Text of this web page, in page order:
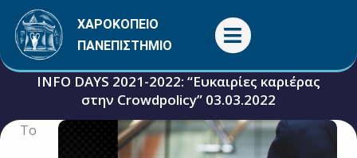
Μετάβαση
στο
περιεχόμενο
ΧΑΡΟΚΟΠΕΙΟ
ΠΑΝΕΠΙΣΤΗΜΙΟ
INFO DAYS 2021-2022: “Ευκαιρίες καριέρας
στην Crowdpolicy” 03.03.2022
3 Μαρτίου, 2022 Εκδηλώσεις
Το